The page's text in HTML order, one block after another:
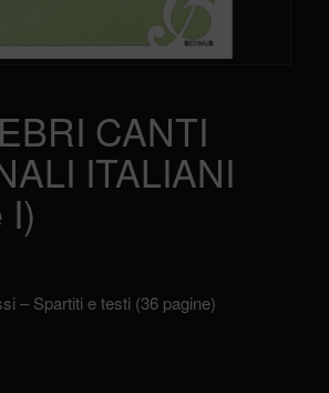
CANTI
ITALIANI
I)
– Spartiti e testi (36 pagine)